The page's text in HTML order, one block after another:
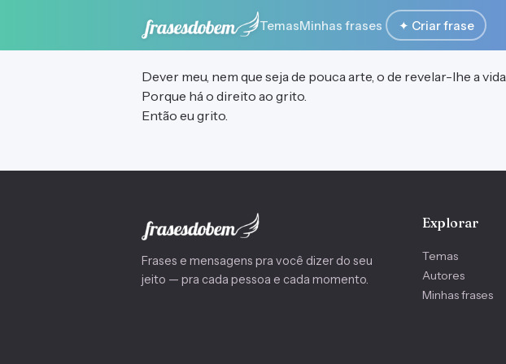
TemasMinhas frases ✦ Criar frase
Dever meu, nem que seja de pouca arte, o de revelar-lhe a vida.
Porque há o direito ao grito.
Então eu grito.
Frases e mensagens pra você dizer do seu
jeito — pra cada pessoa e cada momento.
Explorar
Temas
Autores
Minhas frases